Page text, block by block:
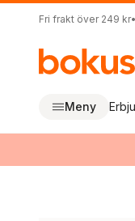
Fri frakt över 249 kr•
Meny